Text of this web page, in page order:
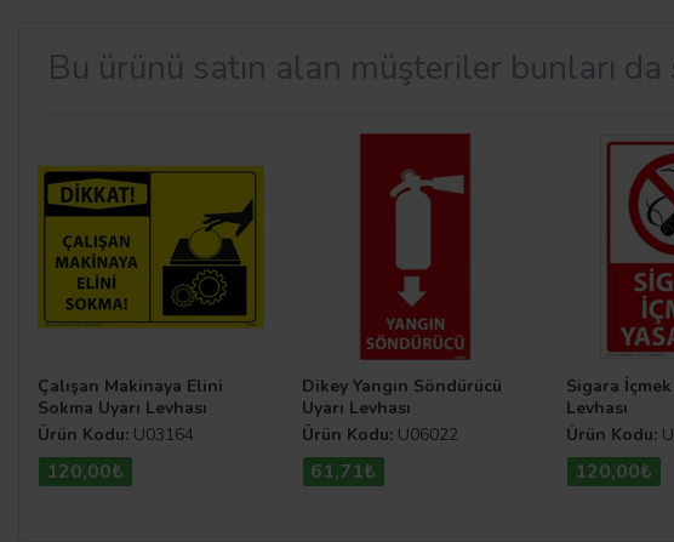
Uyarıcı levhalar
, hemen hemen her yerde kullanılan ve hatta
görünür bir şekilde dilediğiniz mekâna asabileceğiniz gibi tehlike
Levhaları.com sitemiz içerisinden
kategorisine göz
Bu ürünü satın alan müşteriler bunları da
Çalışan Makinaya Elini
Sokma Uyarı Levhası
Ürün Kodu: U03164
120,00₺
Dikey Yangın Söndürücü
Uyarı Levhası
Ürün Kodu: U06022
61,71₺
Sigara İçmek
Levhası
Ürün Kodu:
120,00₺